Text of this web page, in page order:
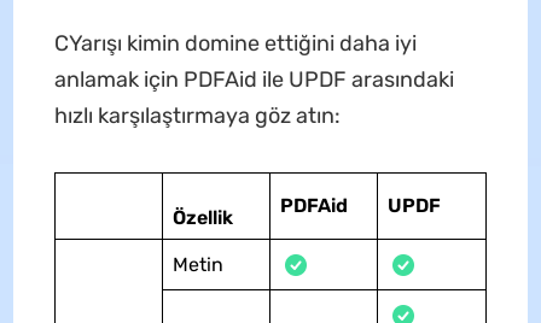
CYarışı kimin domine ettiğini daha iyi
anlamak için PDFAid ile UPDF arasındaki
hızlı karşılaştırmaya göz atın:
Özellik
PDFAid UPDF
Metin